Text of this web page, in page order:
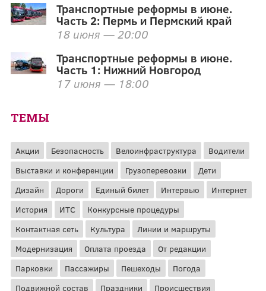
Транспортные реформы в июне.
Часть 2: Пермь и Пермский край
18 июня — 20:00
Транспортные реформы в июне.
Часть 1: Нижний Новгород
17 июня — 18:00
ТЕМЫ
Акции Безопасность Велоинфраструктура
Водители
Выставки и конференции
Грузоперевозки
Дети
Дизайн
Дороги Единый билет Интервью
Интернет
История
ИТС
Конкурсные процедуры
Контактная сеть
Культура
Линии и маршруты
Модернизация
Оплата проезда
От редакции
Парковки
Пассажиры Пешеходы
Погода
Подвижной состав
Праздники Происшествия